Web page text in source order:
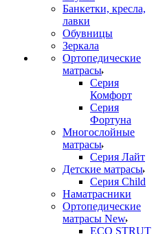
Банкетки, кресла,
лавки
Обувницы
Зеркала
Ортопедические
матрасы
Серия
Комфорт
Серия
Фортуна
Многослойные
матрасы
Серия Лайт
Детские матрасы
Серия Child
Наматрасники
Ортопедические
матрасы New
ECO STRUT